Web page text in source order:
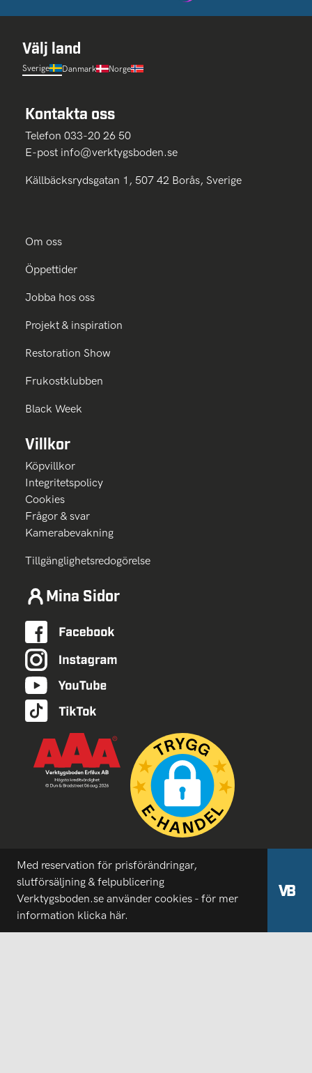
Välj land
Sverige Danmark Norge
Kontakta oss
Telefon 033-20 26 50
E-post info@verktygsboden.se
Källbäcksrydsgatan 1, 507 42 Borås, Sverige
Om oss
Öppettider
Jobba hos oss
Projekt & inspiration
Restoration Show
Frukostklubben
Black Week
Villkor
Köpvillkor
Integritetspolicy
Cookies
Frågor & svar
Kamerabevakning
Tillgänglighetsredogörelse
Mina Sidor
Med reservation för prisförändringar,
slutförsäljning & felpublicering
Verktygsboden.se använder cookies - för mer
information klicka här.